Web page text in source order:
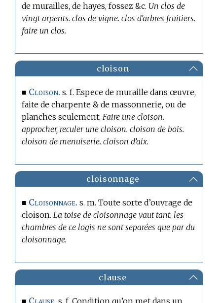
de murailles, de hayes, fossez &c. Un clos de
vingt arpents. clos de vigne. clos d’arbres fruitiers.
faire un clos.
cloison
■ Cloison. s. f. Espece de muraille dans œuvre,
faite de charpente & de massonnerie, ou de
planches seulement. Faire une cloison.
approcher, reculer une cloison. cloison de bois.
cloison de menuiserie. cloison d’aix.
cloisonnage
■ Cloisonnage. s. m. Toute sorte d’ouvrage de
cloison.La toise de cloisonnage vaut tant. les
chambres de ce logis ne sont separées que par du
cloisonnage.
clause